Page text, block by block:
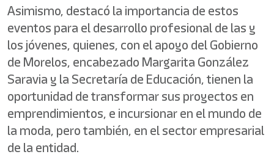
Asimismo, destacó la importancia de estos
eventos para el desarrollo profesional de las y
los jóvenes, quienes, con el apoyo del Gobierno
de Morelos, encabezado Margarita González
Saravia y la Secretaría de Educación, tienen la
oportunidad de transformar sus proyectos en
emprendimientos, e incursionar en el mundo de
la moda, pero también, en el sector empresarial
de la entidad.